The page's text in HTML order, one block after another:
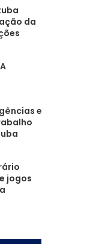
da
e
jogos